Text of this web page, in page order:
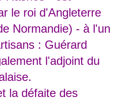
le roi d'Angleterre
Normandie) - à l'un
: Guérard
l'adjoint du
défaite des